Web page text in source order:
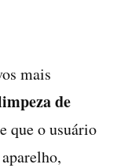
mais
de
que o usuário